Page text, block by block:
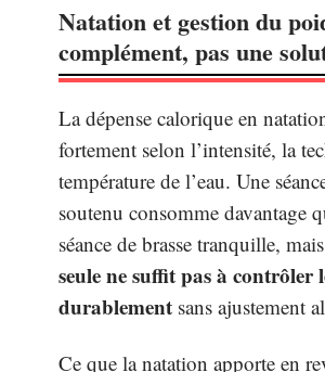
Natation et gestion du
complément, pas une
La dépense calorique en
fortement selon l’intensité, la
température de l’eau. Une
soutenu consomme davantage
séance de brasse tranquille, mais
seule ne suffit pas à contrôler
durablement sans ajustement
Ce que la natation apporte en